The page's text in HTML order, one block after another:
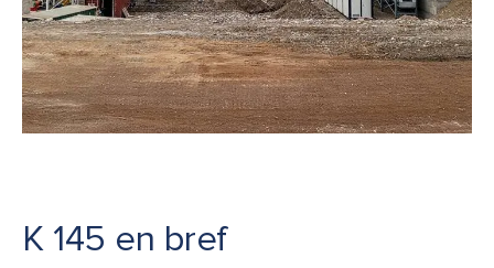
K 145 en bref